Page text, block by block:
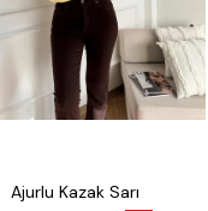
Ajurlu Kazak Sarı